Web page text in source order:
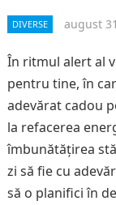
DIVERSE august
În ritmul alert al
pentru tine, în
adevărat cadou
la refacerea
îmbunătățirea
zi să fie cu
să o planifici în